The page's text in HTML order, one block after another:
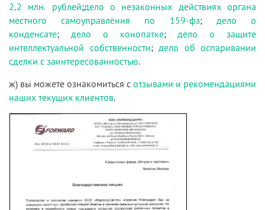
2,2 млн. рублей;дело о незаконных действиях органа
местного самоуправления по 159-фз; дело о
конденсате; дело о конопатке;дело о защите
интеллектуальной собственности; дело об оспаривании
сделки с заинтересованностью.
ж) вы можете ознакомиться с отзывами и рекомендациями
наших текущих клиентов.